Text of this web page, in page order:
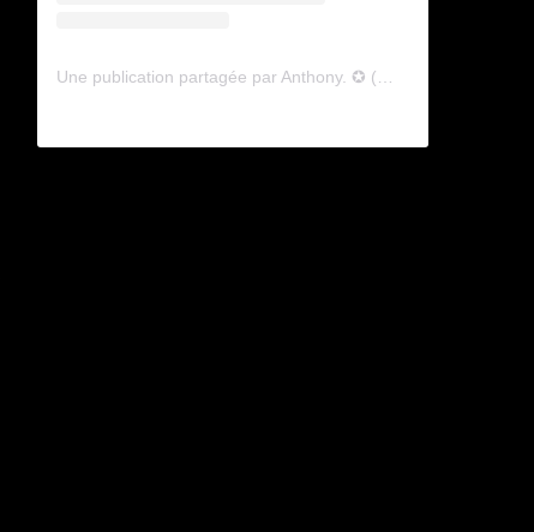
Une publication partagée par Anthony. ✪ (@lyagamii)